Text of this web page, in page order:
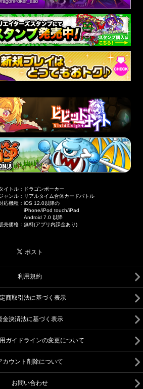
イトル ：
ドラゴンポーカー
ャンル ： リアルタイム合体カードバトル
応機種 ：iOS 12.0以降の
iPhone/iPod touch/iPad
Android 7.0 以降
売価格 ：無料(アプリ内課金あり)
利用規約
商取引法に基づく表示
金決済法に基づく表示
ガイドラインの変更について
カウント削除について
お問い合わせ